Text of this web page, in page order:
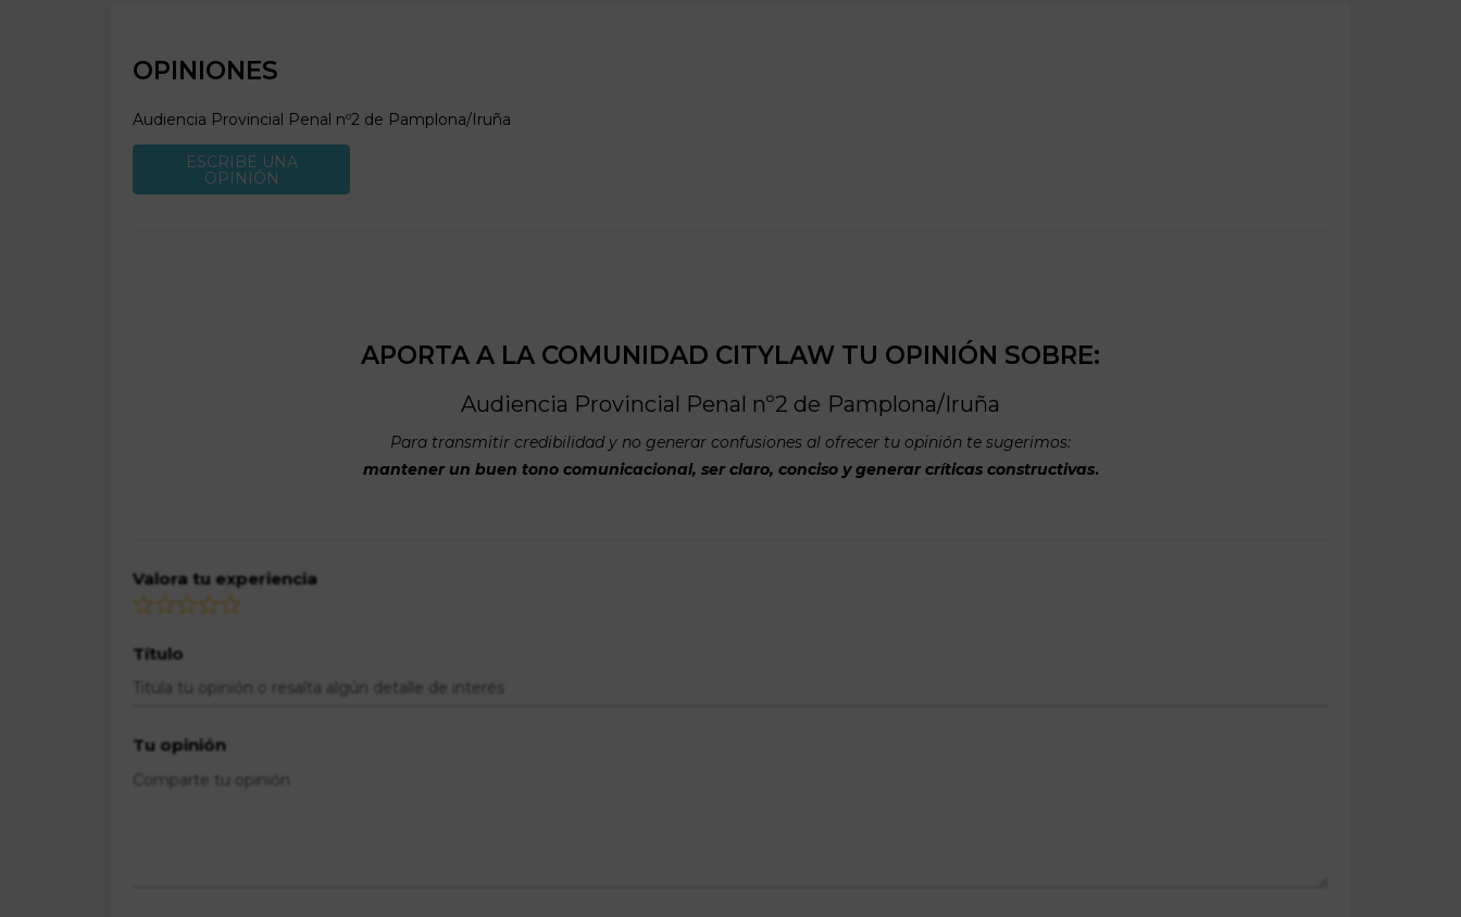
OPINIONES
Audiencia Provincial Penal nº2 de Pamplona/Iruña
ESCRIBE UNA
OPINIÓN
APORTA A LA COMUNIDAD CITYLAW TU OPINIÓN SOBRE:
Audiencia Provincial Penal nº2 de Pamplona/Iruña
Para transmitir credibilidad y no generar confusiones al ofrecer tu opinión te sugerimos:
mantener un buen tono comunicacional, ser claro, conciso y generar críticas constructivas.
Valora tu experiencia
Título
Tu opinión